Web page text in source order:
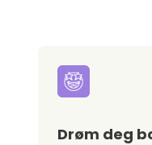
Drøm deg